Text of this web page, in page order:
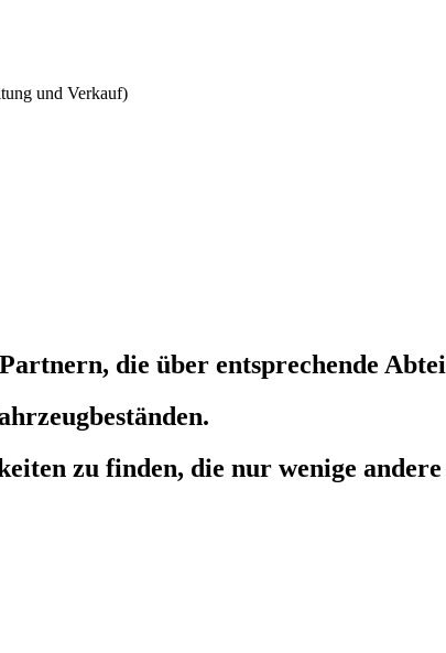
und Verkauf)
die über entsprechende
zu finden, die nur wenige andere